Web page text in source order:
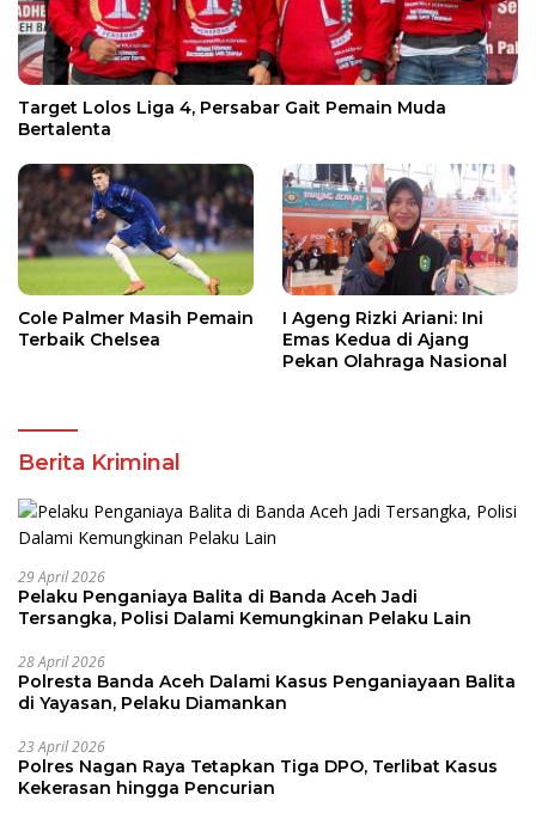
Target Lolos Liga 4, Persabar Gait Pemain Muda
Bertalenta
Cole Palmer Masih Pemain
Terbaik Chelsea
I Ageng Rizki Ariani: Ini
Emas Kedua di Ajang
Pekan Olahraga Nasional
Berita Kriminal
29 April 2026
Pelaku Penganiaya Balita di Banda Aceh Jadi
Tersangka, Polisi Dalami Kemungkinan Pelaku Lain
28 April 2026
Polresta Banda Aceh Dalami Kasus Penganiayaan Balita
di Yayasan, Pelaku Diamankan
23 April 2026
Polres Nagan Raya Tetapkan Tiga DPO, Terlibat Kasus
Kekerasan hingga Pencurian